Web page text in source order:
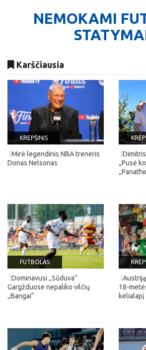
NEMOKAMI
Karščiausia
KREPŠINIS
Mirė legendinis NBA treneris
Donas Nelsonas
„Pusė
FUTBOLAS
Dominavusi „Sūduva“
Gargžduose nepaliko vilčių
„Bangai“
18-